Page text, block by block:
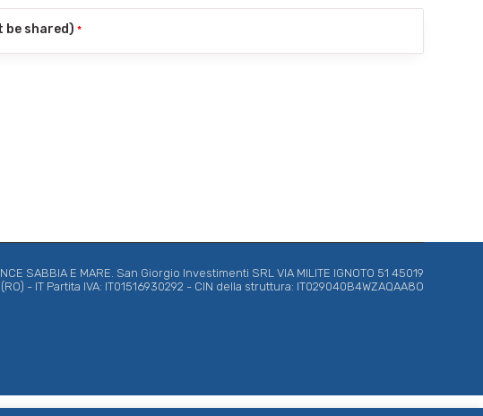
be shared)*
SABBIA E MARE. San Giorgio Investimenti SRL VIA MILITE IGNOTO 51 45019
(RO) - IT Partita IVA: IT01516930292 - CIN della struttura: IT029040B4WZAQAA8O